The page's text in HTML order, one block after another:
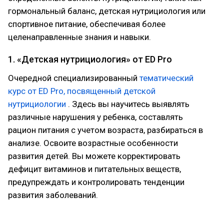
гормональный баланс, детская нутрициология или
спортивное питание, обеспечивая более
целенаправленные знания и навыки.
1. «Детская нутрициология» от ED Pro
Очередной специализированный тематический
курс от ED Pro, посвященный детской
нутрициологии . Здесь вы научитесь выявлять
различные нарушения у ребенка, составлять
рацион питания с учетом возраста, разбираться в
анализе. Освоите возрастные особенности
развития детей. Вы можете корректировать
дефицит витаминов и питательных веществ,
предупреждать и контролировать тенденции
развития заболеваний.